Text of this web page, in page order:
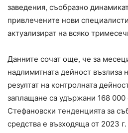
заведения, съобразно
привлечените нови
актуализират на всяко
Данните сочат още, че за
надлимитната дейност възлиза
резултат на контролната
заплащане са удържани 168
Стефановски тенденцията за
средства е възходяща от 2023